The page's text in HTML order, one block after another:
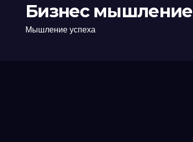
Бизнес мышление
Мышление успеха